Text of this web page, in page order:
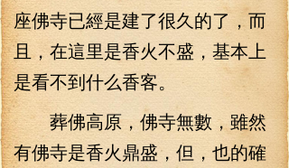
座佛寺已經是建了很久的了，而
且，在這里是香火不盛，基本上
是看不到什么香客。
葬佛高原，佛寺無數，雖然
有佛寺是香火鼎盛，但，也的確